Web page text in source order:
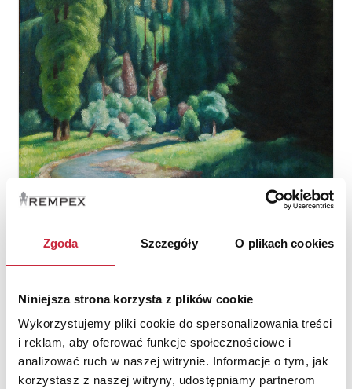
Zgoda Szczegóły O plikach cookies
Niniejsza strona korzysta z plików cookie
Wykorzystujemy pliki cookie do spersonalizowania treści
i reklam, aby oferować funkcje społecznościowe i
analizować ruch w naszej witrynie. Informacje o tym, jak
korzystasz z naszej witryny, udostępniamy partnerom
Aukcja Jednego Obiektu
16 lipca 2011